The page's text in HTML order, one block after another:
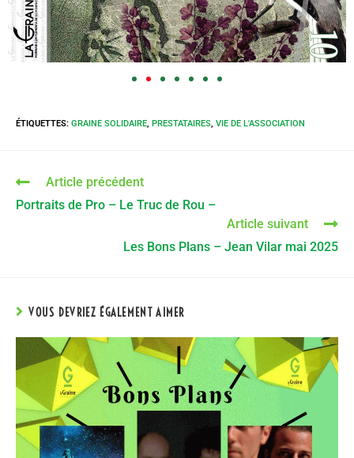
ÉTIQUETTES: GRAINE SOLIDAIRE, PRESTATAIRES, VIE DE L'ASSOCIATION
Article précédent
Portraits de Pro – Le Truc de Rou –
Article suivant
Les Bons Plans – Jean Vilar mai 2025
VOUS DEVRIEZ ÉGALEMENT AIMER